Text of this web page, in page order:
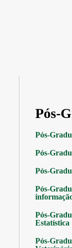
Pós-
Pós-
Pós-
Pós-
Pós-
Pós-
Estatística
Pós-